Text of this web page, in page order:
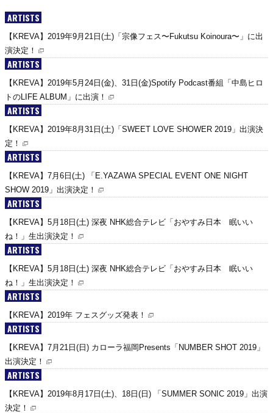
ARTISTS
【KREVA】2019年9月21日(土)「宗像フェス〜Fukutsu Koinoura〜」に出
演決定！
ARTISTS
【KREVA】2019年5月24日(金)、31日(金)Spotify Podcast番組「中島ヒロ
トのLIFE ALBUM」に出演！
ARTISTS
【KREVA】2019年8月31日(土)「SWEET LOVE SHOWER 2019」出演決
定！
ARTISTS
【KREVA】7月6日(土) 「E.YAZAWA SPECIAL EVENT ONE NIGHT
SHOW 2019」出演決定！
ARTISTS
【KREVA】5月18日(土) 深夜 NHK総合テレビ「おやすみ日本 眠いい
ね！」生出演決定！
ARTISTS
【KREVA】5月18日(土) 深夜 NHK総合テレビ「おやすみ日本 眠いい
ね！」生出演決定！
ARTISTS
【KREVA】2019年 フェスグッズ発表！
ARTISTS
【KREVA】7月21日(日) カローラ福岡Presents「NUMBER SHOT 2019」
出演決定！
ARTISTS
【KREVA】2019年8月17日(土)、18日(日) 「SUMMER SONIC 2019」出演
決定！